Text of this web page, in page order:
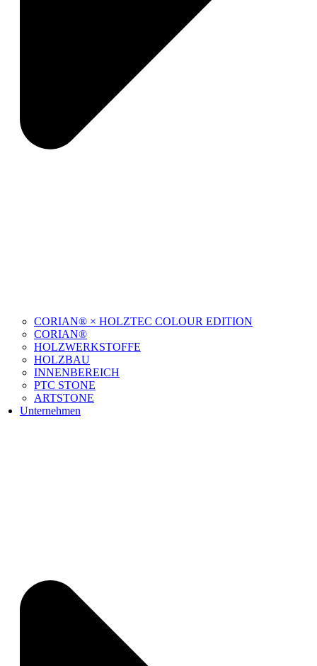
CORIAN® × HOLZTEC COLOUR EDITION
CORIAN®
HOLZWERKSTOFFE
HOLZBAU
INNENBEREICH
PTC STONE
ARTSTONE
Unternehmen